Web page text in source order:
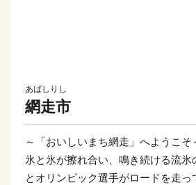
あばしりし
網走市
～「おいしいまち網走」へようこそ
氷と氷が擦れ合い、鳴き続ける流氷
とオリンピック選手がロードを走っ